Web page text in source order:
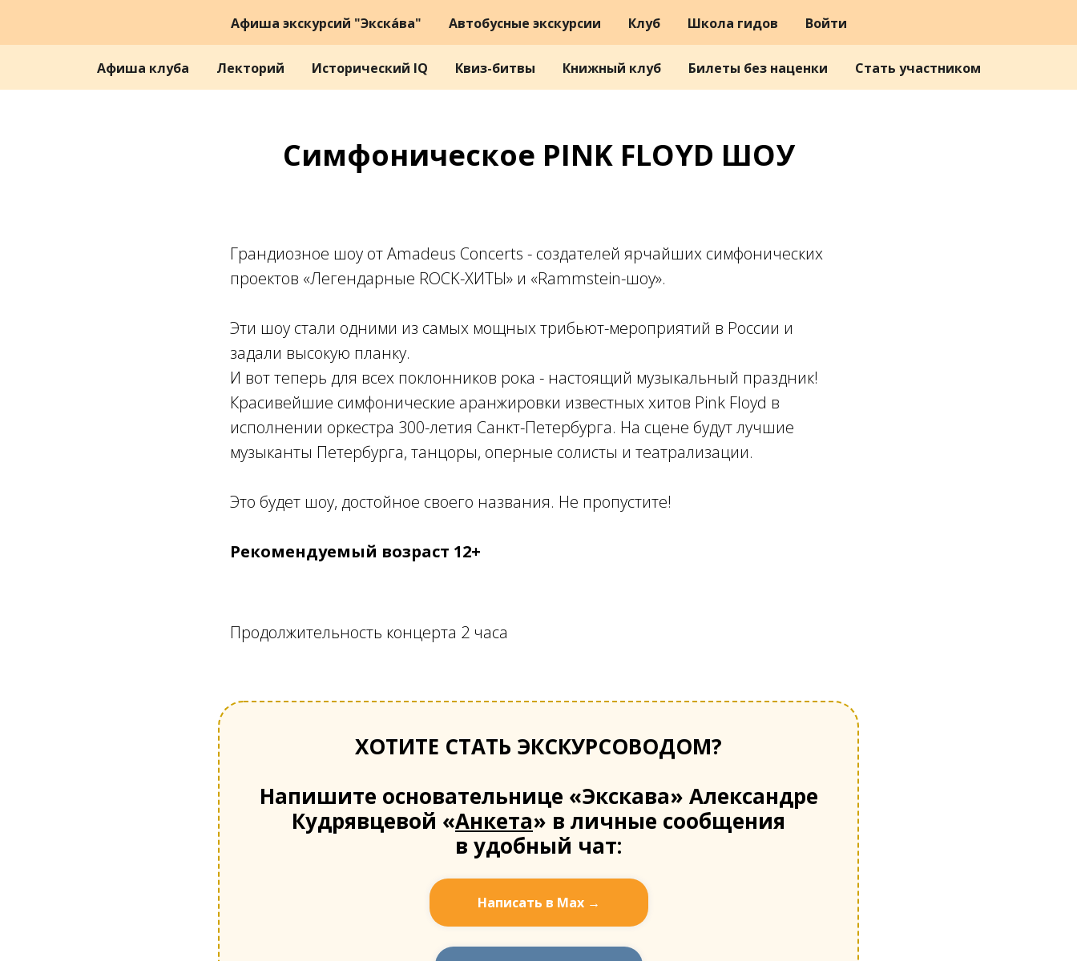
Афиша экскурсий "Экска́ва" Автобусные экскурсии Клуб Школа гидов Войти
Афиша клуба Лекторий Исторический IQ Квиз-битвы Книжный клуб Билеты без наценки Стать участником
Симфоническое PINK FLOYD ШОУ
Грандиозное шоу от Amadeus Concerts - создателей ярчайших симфонических
проектов «Легендарные ROCK-ХИТЫ» и «Rammstein-шоу».
Эти шоу стали одними из самых мощных трибьют-мероприятий в России и
задали высокую планку.
И вот теперь для всех поклонников рока - настоящий музыкальный праздник!
Красивейшие симфонические аранжировки известных хитов Pink Floyd в
исполнении оркестра 300-летия Санкт-Петербурга. На сцене будут лучшие
музыканты Петербурга, танцоры, оперные солисты и театрализации.
Это будет шоу, достойное своего названия. Не пропустите!
Рекомендуемый возраст 12+
Продолжительность концерта 2 часа
ХОТИТЕ СТАТЬ ЭКСКУРСОВОДОМ?
Напишите основательнице «Экскава» Александре
Кудрявцевой «Анкета» в личные сообщения
в удобный чат:
Написать в Мах →